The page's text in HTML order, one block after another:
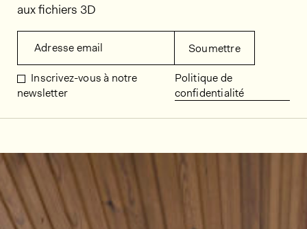
aux fichiers 3D
Adresse email Soumettre
Inscrivez-vous à notre
newsletter
Politique de
confidentialité